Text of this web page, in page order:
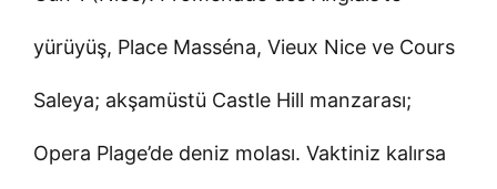
yürüyüş, Place Masséna, Vieux Nice ve Cours
Saleya; akşamüstü Castle Hill manzarası;
Opera Plage’de deniz molası. Vaktiniz kalırsa